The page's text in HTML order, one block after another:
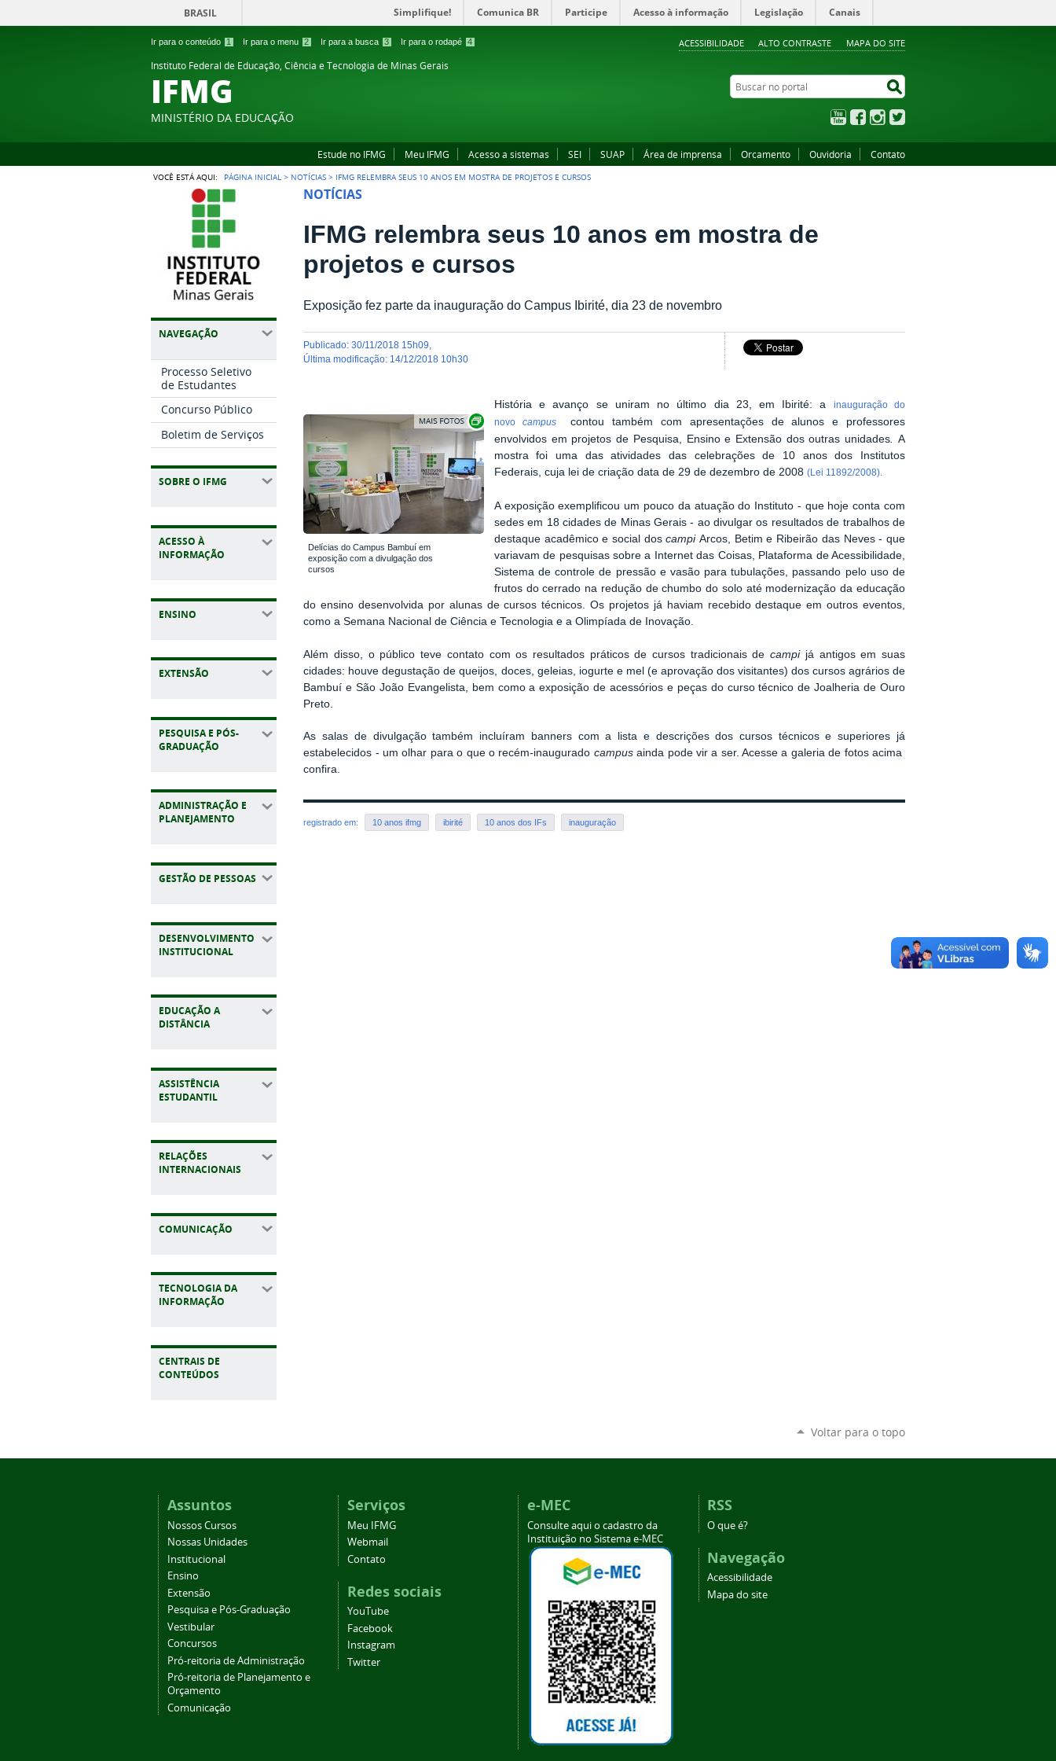
Ir para o conteúdo 1 Ir para o menu 2 Ir para a busca 3 Ir para o rodapé 4 ACESSIBILIDADE ALTO CONTRASTE MAPA DO SITE
BRASIL Simplifique! Comunica BR Participe Acesso à informação Legislação Canais
Instituto Federal de Educação, Ciência e Tecnologia de Minas Gerais
IFMG
MINISTÉRIO DA EDUCAÇÃO
Buscar no portal
YouTubeFacebookInstagram
Estude no IFMG Meu IFMG Acesso a sistemas SEI SUAP Área de imprensa Orcamento Ouvidoria Contato
VOCÊ ESTÁ AQUI: PÁGINA INICIAL > NOTÍCIAS > IFMG RELEMBRA SEUS 10 ANOS EM MOSTRA DE PROJETOS E CURSOS
NAVEGAÇÃO
Processo Seletivo
de Estudantes
Concurso Público
Boletim de Serviços
SOBRE O IFMG
ACESSO À
INFORMAÇÃO
ENSINO
EXTENSÃO
PESQUISA E PÓS-
GRADUAÇÃO
ADMINISTRAÇÃO E
PLANEJAMENTO
GESTÃO DE PESSOAS
DESENVOLVIMENTO
INSTITUCIONAL
EDUCAÇÃO A
DISTÂNCIA
ASSISTÊNCIA
ESTUDANTIL
RELAÇÕES
INTERNACIONAIS
COMUNICAÇÃO
TECNOLOGIA DA
INFORMAÇÃO
CENTRAIS DE
CONTEÚDOS
NOTÍCIAS
IFMG relembra seus 10 anos em mostra de
projetos e cursos
Exposição fez parte da inauguração do Campus Ibirité, dia 23 de novembro
publicado:30/11/2018 15h09
última modificação: 14/12/2018 10h30
Exibir carrossel de imagens
Delícias do Campus Bambuí em
exposição com a divulgação dos
cursos
História e avanço se uniram no último dia 23, em Ibirité: a inauguração do
novo campus
contou também com apresentações de alunos e professores
envolvidos em projetos de Pesquisa, Ensino e Extensão dos outras unidades. A
mostra foi uma das atividades das celebrações de 10 anos dos Institutos
Federais, cuja lei de criação data de 29 de dezembro de 2008 (Lei 11892/2008).
A exposição exemplificou um pouco da atuação do Instituto - que hoje conta com
sedes em 18 cidades de Minas Gerais - ao divulgar os resultados de trabalhos de
destaque acadêmico e social doscampiArcos, Betim e Ribeirão das Neves - que
variavam de pesquisas sobre a Internet das Coisas, Plataforma de Acessibilidade,
Sistema de controle de pressão e vasão para tubulações, passando pelo uso de
frutos do cerrado na redução de chumbo do solo até modernização da educação
do ensino desenvolvida por alunas de cursos técnicos. Os projetos já haviam recebido destaque em outros eventos,
como a Semana Nacional de Ciência e Tecnologia e a Olimpíada de Inovação.
Além disso, o público teve contato com os resultados práticos de cursos tradicionais decampi já antigos em suas
cidades: houve degustação de queijos, doces, geleias, iogurte e mel (e aprovação dos visitantes) dos cursos agrários de
Bambuí e São João Evangelista, bem como a exposição de acessórios e peças do curso técnico de Joalheria de Ouro
Preto.
As salas de divulgação também incluíram banners com a lista e descrições dos cursos técnicos e superiores já
estabelecidos - um olhar para o que o recém-inaugurado campusainda pode vir a ser. Acesse a galeria de fotos acima
confira.
registrado em: 10 anos ifmg ibirité 10 anos dos IFs inauguração
Voltar para o topo
Assuntos
Nossos Cursos
Nossas Unidades
Institucional
Ensino
Extensão
Pesquisa e Pós-Graduação
Vestibular
Concursos
Pró-reitoria de Administração
Pró-reitoria de Planejamento e
Orçamento
Comunicação
Serviços
Meu IFMG
Webmail
Contato
Redes sociais
YouTube
Facebook
Instagram
Twitter
e-MEC
Consulte aqui o cadastro da
Instituição no Sistema e-MEC
RSS
O que é?
Navegação
Acessibilidade
Mapa do site